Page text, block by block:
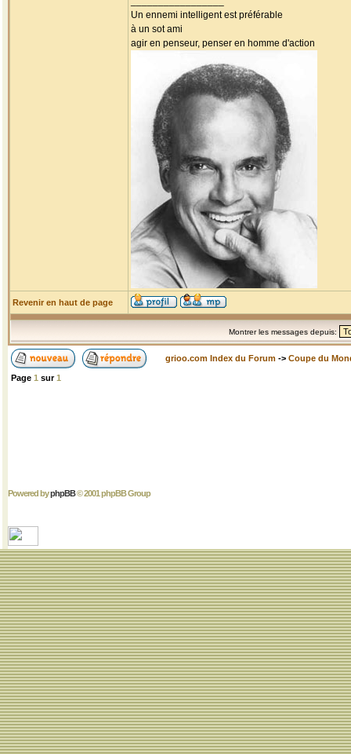
Un ennemi intelligent est préférable
à un sot ami
agir en penseur, penser en homme d'action
Revenir en haut de page
Montrer les messages depuis:
grioo.com Index du Forum -> Coupe du
Page 1 sur1
Powered byphpBB© 2001 phpBB Group